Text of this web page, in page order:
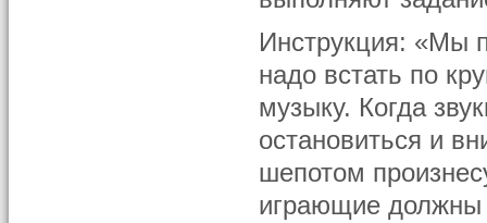
Инструкция: «Мы
надо встать по
музыку. Когда
остановиться и
шепотом
играющие должны